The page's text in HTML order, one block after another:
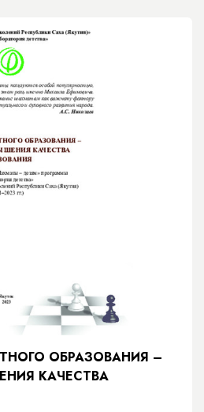
ОБРАЗОВАНИЯ –
КАЧЕСТВА